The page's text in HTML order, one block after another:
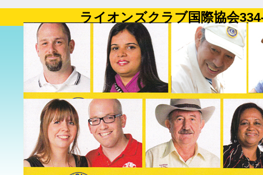
ライオンズクラブ国際協会